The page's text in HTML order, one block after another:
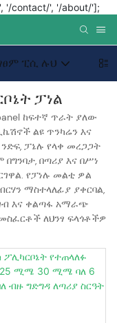
'/contact/', '/about/'];
ፒሲ ሉህ ብጁ
ፓነል
ከፍተኛ ጥራት ያለው
ልዩ ጥንካሬን እና
ፓኔሉ የላቀ መረጋጋት
በጣሪያ እና በሥነ
የፓነሉ መልቲ ዎል
ማስተላለፊያ ያቀርባል,
እና ቀልጣፋ አማራጭ
ለህንፃ ፍላጎቶችዎ